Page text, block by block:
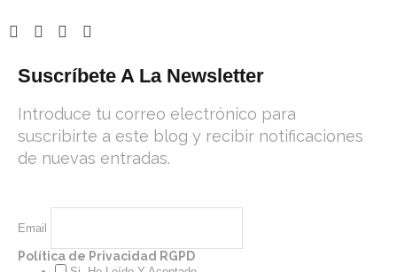
Suscríbete A La Newsletter
Introduce tu correo electrónico para
suscribirte a este blog y recibir notificaciones
de nuevas entradas.
Email
Política de Privacidad RGPD